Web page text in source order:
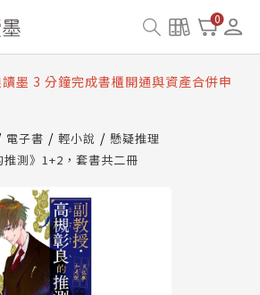
0
墨數位閱讀資產合併與書櫃開通申請
墨書櫃開通常見問題
讀墨 3 分鐘完成書櫃開通與資產合併申
墨數位閱讀資產合併與書櫃開通申請
電子書 輕小說
懸疑推理
推測》1+2，套書共二冊